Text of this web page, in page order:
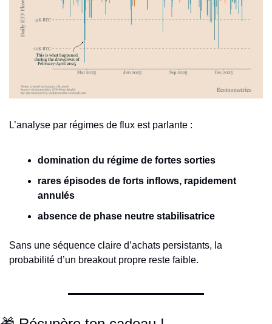
L’analyse par régimes de flux est parlante :
domination du régime de fortes sorties
rares épisodes de forts inflows, rapidement
annulés
absence de phase neutre stabilisatrice
Sans une séquence claire d’achats persistants, la
probabilité d’un breakout propre reste faible.